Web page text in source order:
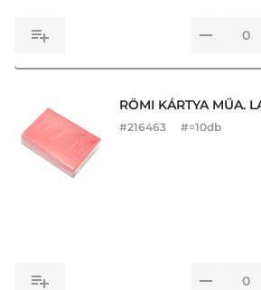
RÖMI KÁRTYA MŰA.
#216463 #=10db